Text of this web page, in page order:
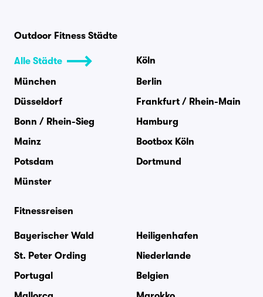
Outdoor Fitness Städte
Alle Städte
Köln
München
Berlin
Düsseldorf
Frankfurt / Rhein-Main
Bonn / Rhein-Sieg
Hamburg
Mainz
Bootbox Köln
Potsdam
Dortmund
Münster
Fitnessreisen
Bayerischer Wald
Heiligenhafen
St. Peter Ording
Niederlande
Portugal
Belgien